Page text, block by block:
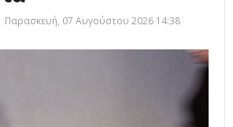
Παρασκευή, 07 Αυγούστου 2026 14:38